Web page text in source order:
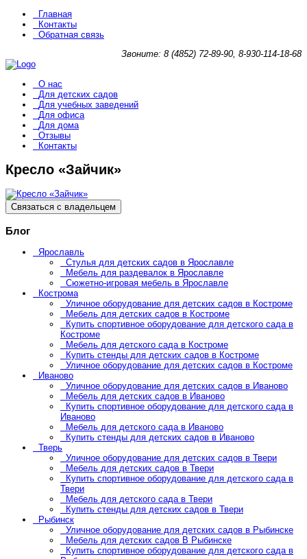
Главная
Контакты
Обратная связь
Звоните: 8 (4852) 72-89-90, 8-930-114-18-68
О нас
Для детских садов
Для учебных заведений
Для офиса
Для дома
Отзывы
Контакты
Кресло «Зайчик»
Связаться с владельцем
Блог
Ярославль
Стулья для детских садов в Ярославле
Мебель для раздевалок в Ярославле
Сюжетно-игровая мебель в Ярославле
Кострома
Уличное оборудование для детских садов в Костроме
Мебель для детских садов в Костроме
Купить спортивное оборудование для детского сада в
Костроме
Мебель для детского сада в Костроме
Купить стенды для детских садов в Костроме
Уличное оборудование для детских садов в Костроме
Иваново
Уличное оборудование для детских садов в Иваново
Мебель для детских садов в Иваново
Купить спортивное оборудование для детского сада в
Иваново
Мебель для детского сада в Иваново
Купить стенды для детских садов в Иваново
Тверь
Уличное оборудование для детских садов в Твери
Мебель для детских садов в Твери
Купить спортивное оборудование для детского сада в
Твери
Мебель для детского сада в Твери
Купить стенды для детских садов в Твери
Рыбинск
Уличное оборудование для детских садов в Рыбинске
Мебель для детских садов В Рыбинске
Купить спортивное оборудование для детского сада в